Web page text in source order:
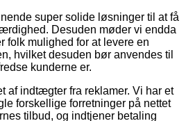
super solide løsninger til at få
Desuden møder vi endda
folk mulighed for at levere en
hvilket desuden bør anvendes til
kunderne er.
af indtægter fra reklamer. Vi har et
forskellige forretninger på nettet
tilbud, og indtjener betaling